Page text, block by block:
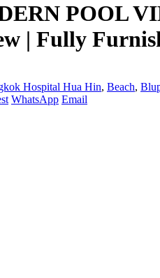
POOL
| Fully
Hospital Hua Hin, Beach,
WhatsApp Email